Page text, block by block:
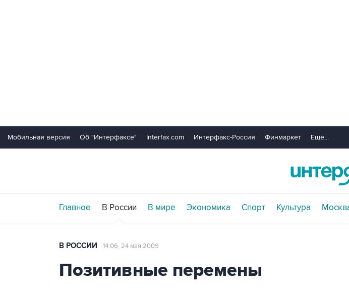
Мобильная версия Об "Интерфаксе" Interfax.com Интерфакс-Россия Финмаркет Еще...
Главное В России В мире Экономика Спорт Культура
В РОССИИ 14:06, 24 мая 2009
Позитивные перемены